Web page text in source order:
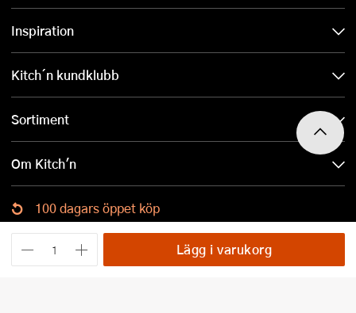
Lägg i varukorg
Inspiration
Kitch´n kundklubb
Sortiment
Om Kitch'n
100 dagars öppet köp
Ladda ned Kitch´n-appen